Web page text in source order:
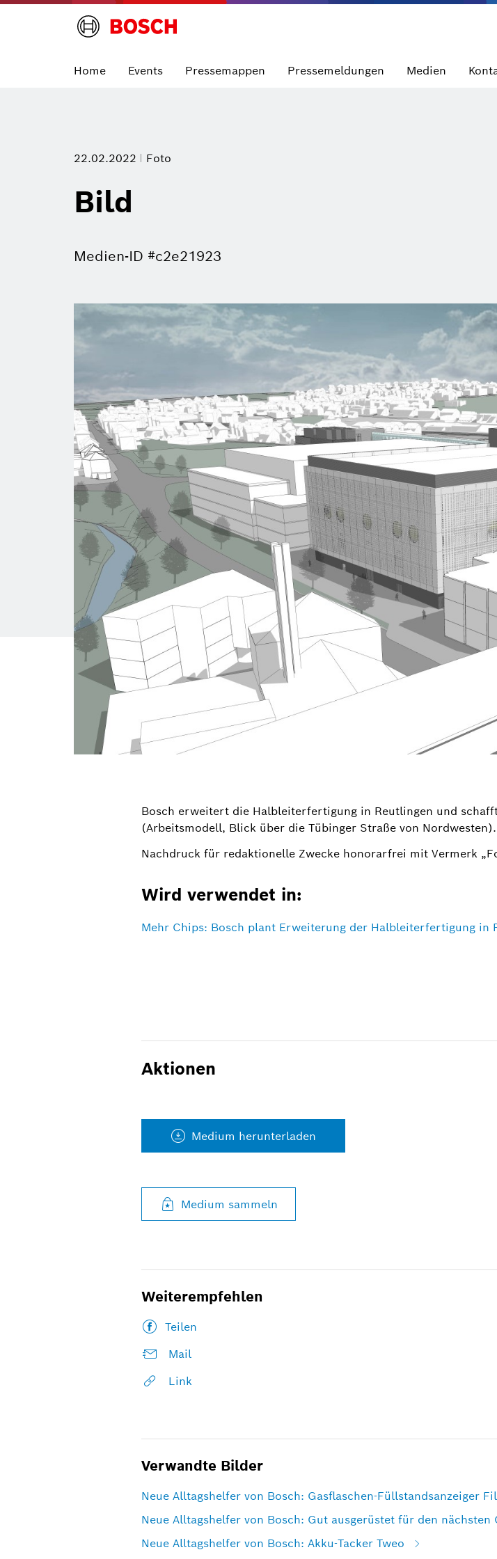
Home Events Pressemappen Pressemeldungen Medien
22.02.2022 Foto
Bild
Medien-ID #c2e21923
Bosch erweitert die Halbleiterfertigung in Reutlingen und
(Arbeitsmodell, Blick über die Tübinger Straße von Nordwesten).
Nachdruck für redaktionelle Zwecke honorarfrei mit Vermerk
Wird verwendet in:
Mehr Chips: Bosch plant Erweiterung der Halbleiterfertigung in
Aktionen
Medium herunterladen
Medium sammeln
Weiterempfehlen
Teilen
Mail
Link
Verwandte Bilder
Neue Alltagshelfer von Bosch: Gasflaschen-Füllstandsanzeiger
Neue Alltagshelfer von Bosch: Gut ausgerüstet für den
Neue Alltagshelfer von Bosch: Akku-Tacker Tweo